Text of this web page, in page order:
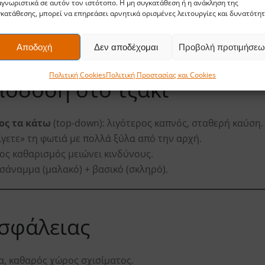
σε αυτόν τον ιστότοπο. Η μη συγκατάθεση ή η ανάκληση της
μπορεί να επηρεάσει αρνητικά ορισμένες λειτουργίες και
Αποδοχή Δεν αποδέχομαι Προβολή
Πολιτική CookiesΠολιτική Προστασίας και Cookies
ποσότητεςμέσα στο σπίτι
στο τζάκι
τα κάτω (top-down): λιγότερος καπνός, σταθερή καύση.
τη φωτιά με πολλά ξύλα από την αρχή.
καθαρισμός μειώνει κινδύνους.
(μαλακό) + βασικό (σκληρό).
καθαρός χώρος σχισίματος.